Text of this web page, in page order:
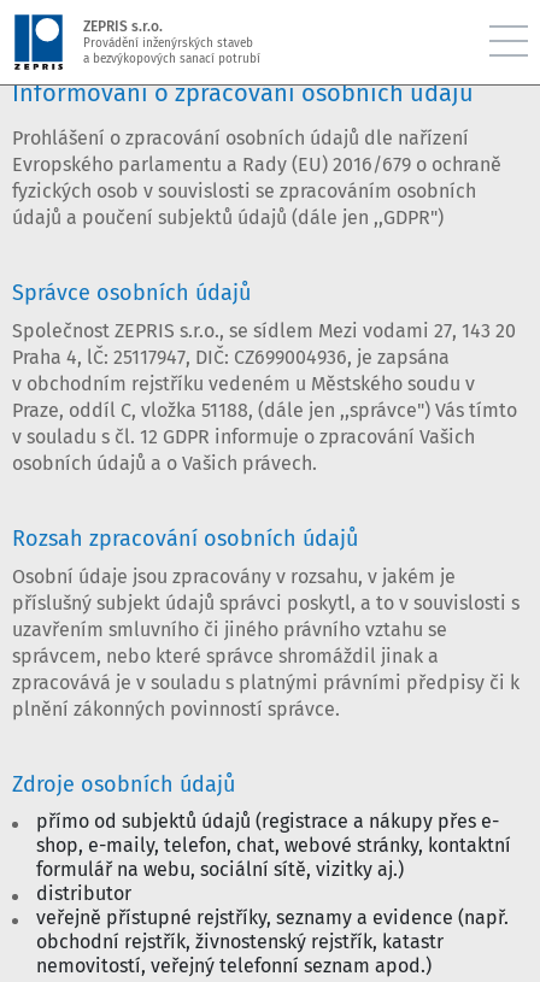
ZEPRIS s.r.o.
Provádění inženýrských staveb
a bezvýkopových sanací potrubí
Informování o zpracování osobních údajů
Prohlášení o zpracování osobních údajů dle nařízení
Evropského parlamentu a Rady (EU) 2016/679 o ochraně
fyzických osob v souvislosti se zpracováním osobních
údajů a poučení subjektů údajů (dále jen ,,GDPR")
Správce osobních údajů
Společnost ZEPRIS s.r.o., se sídlem Mezi vodami 27, 143 20
Praha 4, lČ: 25117947, DIČ: CZ699004936, je zapsána
v obchodním rejstříku vedeném u Městského soudu v
Praze, oddíl C, vložka 51188, (dále jen ,,správce") Vás tímto
v souladu s čl. 12 GDPR informuje o zpracování Vašich
osobních údajů a o Vašich právech.
Rozsah zpracování osobních údajů
Osobní údaje jsou zpracovány v rozsahu, v jakém je
příslušný subjekt údajů správci poskytl, a to v souvislosti s
uzavřením smluvního či jiného právního vztahu se
správcem, nebo které správce shromáždil jinak a
zpracovává je v souladu s platnými právními předpisy či k
plnění zákonných povinností správce.
Zdroje osobních údajů
přímo od subjektů údajů (registrace a nákupy přes e-
shop, e-maily, telefon, chat, webové stránky, kontaktní
formulář na webu, sociální sítě, vizitky aj.)
distributor
veřejně přístupné rejstříky, seznamy a evidence (např.
obchodní rejstřík, živnostenský rejstřík, katastr
nemovitostí, veřejný telefonní seznam apod.)